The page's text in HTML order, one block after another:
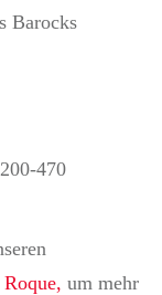
Barocks
470
um mehr